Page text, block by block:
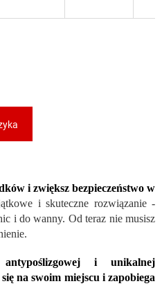
i zwiększ bezpieczeństwo w
i skuteczne rozwiązanie -
i do wanny. Od teraz nie musisz
i unikalnej
na swoim miejscu i zapobiega